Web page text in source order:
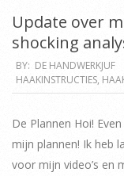
Update over
shocking
2025-
02-
BY: DE HANDWERKJUF
HAAKINSTRUCTIES,
De Plannen Hoi!
mijn plannen! Ik heb
voor mijn video’s en